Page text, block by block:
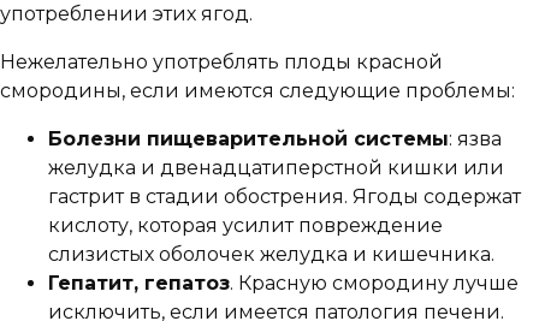
употреблении этих ягод.
Нежелательно употреблять плоды красной
смородины, если имеются следующие проблемы:
Болезни пищеварительной системы: язва
желудка и двенадцатиперстной кишки или
гастрит в стадии обострения. Ягоды содержат
кислоту, которая усилит повреждение
слизистых оболочек желудка и кишечника.
Гепатит, гепатоз. Красную смородину лучше
исключить, если имеется патология печени.